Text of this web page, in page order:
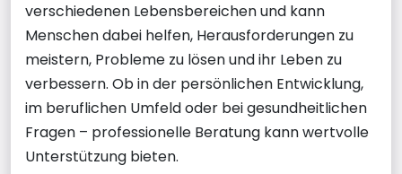
verschiedenen Lebensbereichen und kann
Menschen dabei helfen, Herausforderungen zu
meistern, Probleme zu lösen und ihr Leben zu
verbessern. Ob in der persönlichen Entwicklung,
im beruflichen Umfeld oder bei gesundheitlichen
Fragen – professionelle Beratung kann wertvolle
Unterstützung bieten.